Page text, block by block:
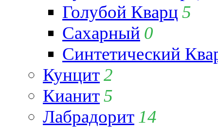
Голубой Кварц 5
Сахарный 0
Синтетический
Кунцит2
Кианит5
Лабрадорит 14